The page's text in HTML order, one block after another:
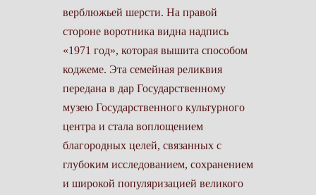
верблюжьей шерсти. На правой
стороне воротника видна надпись
«1971 год», которая вышита способом
коджеме. Эта семейная реликвия
передана в дар Государственному
музею Государственного культурного
центра и стала воплощением
благородных целей, связанных с
глубоким исследованием, сохранением
и широкой популяризацией великого